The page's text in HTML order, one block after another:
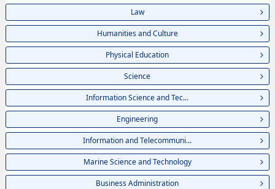
Law
Humanities and Culture
Physical Education
Science
Information Science and Tec...
Engineering
Information and Telecommuni...
Marine Science and Technology
Business Administration